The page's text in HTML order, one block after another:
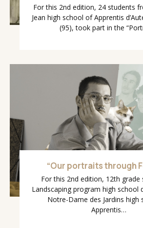
For this 2nd edition, 24 students
Jean high school of Apprentis
(95), took part in the
“Our portraits through
For this 2nd edition, 12th grade
Landscaping program high school
Notre-Dame des Jardins high
Apprentis…